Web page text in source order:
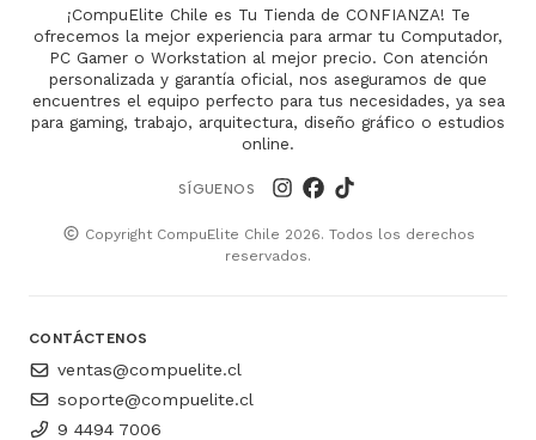
¡CompuElite Chile es Tu Tienda de CONFIANZA! Te
ofrecemos la mejor experiencia para armar tu Computador,
PC Gamer o Workstation al mejor precio. Con atención
personalizada y garantía oficial, nos aseguramos de que
encuentres el equipo perfecto para tus necesidades, ya sea
para gaming, trabajo, arquitectura, diseño gráfico o estudios
online.
SÍGUENOS
Copyright CompuElite Chile 2026. Todos los derechos
reservados.
CONTÁCTENOS
ventas@compuelite.cl
soporte@compuelite.cl
9 4494 7006